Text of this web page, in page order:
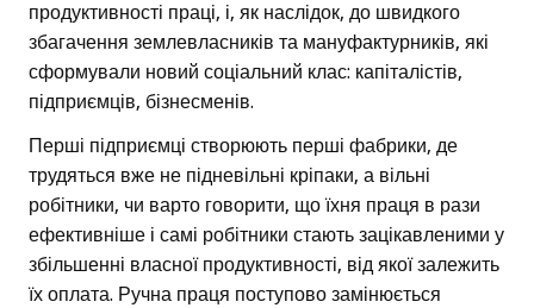
продуктивності праці, і, як наслідок, до швидкого
збагачення землевласників та мануфактурників, які
сформували новий соціальний клас: капіталістів,
підприємців, бізнесменів.
Перші підприємці створюють перші фабрики, де
трудяться вже не підневільні кріпаки, а вільні
робітники, чи варто говорити, що їхня праця в рази
ефективніше і самі робітники стають зацікавленими у
збільшенні власної продуктивності, від якої залежить
їх оплата. Ручна праця поступово замінюється